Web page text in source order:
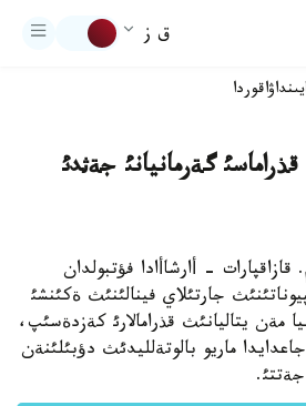
ق ز
اقوردا
ماؤسئم. قازاقپارات - أارشاأادا فؤتبولدان
چةمپيوناتئنئث جارتئلاي فينالئنئث ةكئنشئ
مةن يتاليانئث قذرامالارئ كةزدةسئپ،
ماريو بالوتةلليدئث دؤبئلئنةن